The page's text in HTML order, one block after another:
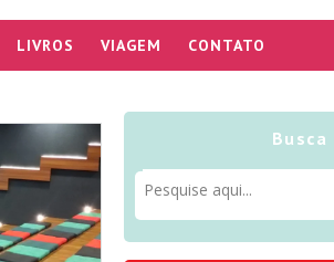
LIVROS VIAGEM CONTATO
Busca